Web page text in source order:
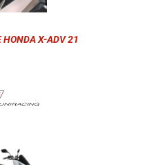
HONDA X-ADV 21